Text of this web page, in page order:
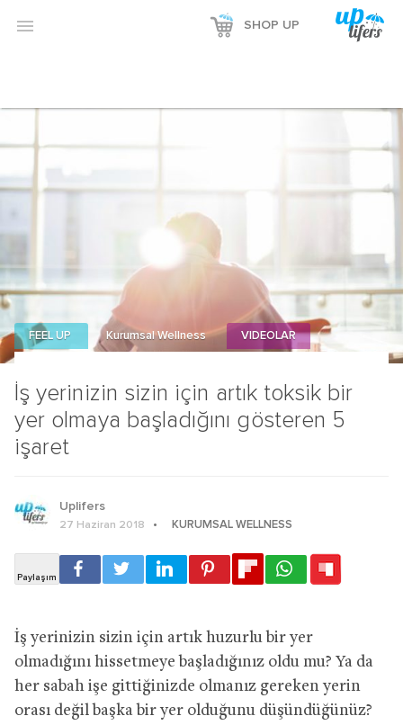
 SHOP UP
İş yerinizin sizin için artık toksik bir
yer olmaya başladığını gösteren 5
işaret
FEEL UP Kurumsal Wellness VIDEOLAR
Uplifers
27 Haziran 2018 KURUMSAL WELLNESS
İş yerinizin sizin için artık huzurlu bir yer
olmadığını hissetmeye başladığınız oldu mu? Ya da
her sabah işe gittiğinizde olmanız gereken yerin
orası değil başka bir yer olduğunu düşündüğünüz?